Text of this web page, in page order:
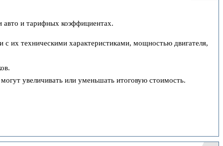
авто и тарифных коэффициентах.
с их техническими характеристиками, мощностью двигателя,
увеличивать или уменьшать итоговую стоимость.